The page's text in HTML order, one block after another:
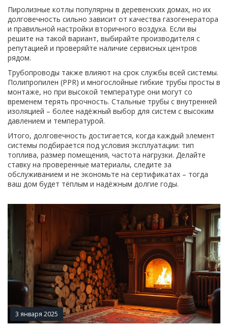
Пиролизные котлы популярны в деревенских домах, но их
долговечность сильно зависит от качества газогенератора
и правильной настройки вторичного воздуха. Если вы
решите на такой вариант, выбирайте производителя с
репутацией и проверяйте наличие сервисных центров
рядом.
Трубопроводы также влияют на срок службы всей системы.
Полипропилен (PPR) и многослойные гибкие трубы просты в
монтаже, но при высокой температуре они могут со
временем терять прочность. Стальные трубы с внутренней
изоляцией – более надёжный выбор для систем с высоким
давлением и температурой.
Итого, долговечность достигается, когда каждый элемент
системы подбирается под условия эксплуатации: тип
топлива, размер помещения, частота нагрузки. Делайте
ставку на проверенные материалы, следите за
обслуживанием и не экономьте на сертификатах – тогда
ваш дом будет тёплым и надёжным долгие годы.
3 января 2025